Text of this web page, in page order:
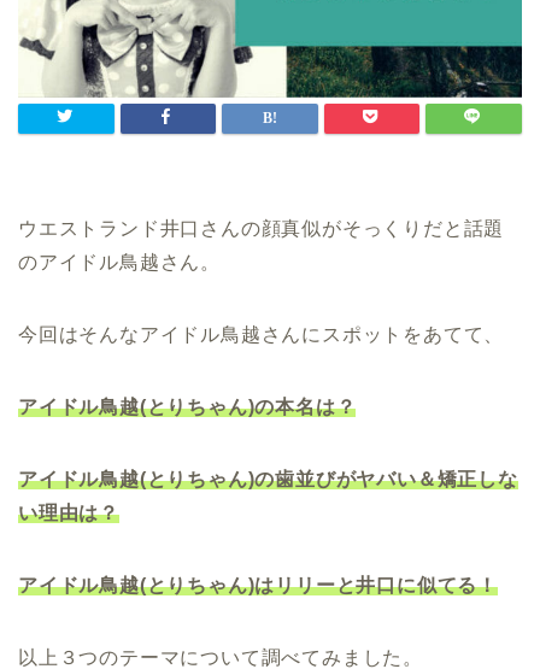
ウエストランド井口さんの顔真似がそっくりだと話題
のアイドル鳥越さん。
今回はそんなアイドル鳥越さんにスポットをあてて、
アイドル鳥越(とりちゃん)の本名は？
アイドル鳥越(とりちゃん)の歯並びがヤバい＆矯正しな
い理由は？
アイドル鳥越(とりちゃん)はリリーと井口に似てる！
以上３つのテーマについて調べてみました。